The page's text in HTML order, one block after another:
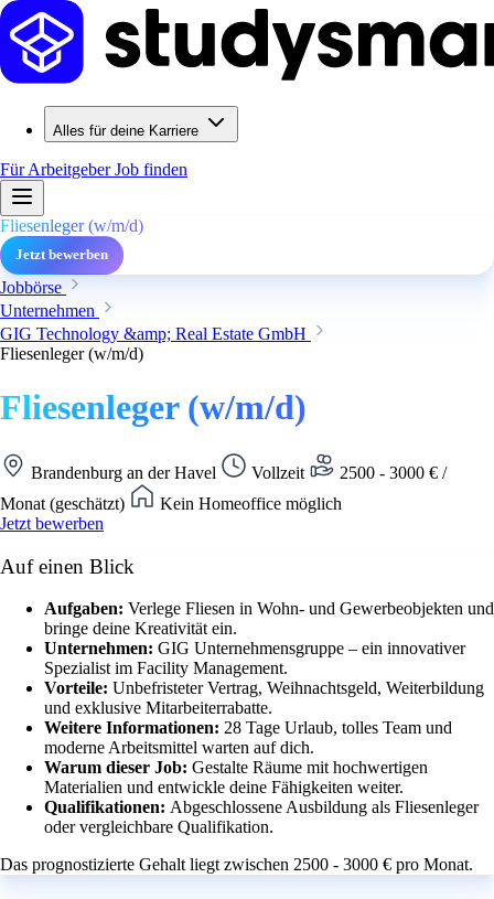
Alles für deine Karriere
Für ArbeitgeberJob finden
Fliesenleger (w/m/d)
Jetzt bewerben
Jobbörse
Unternehmen
GIG Technology &amp; Real Estate GmbH
Fliesenleger (w/m/d)
Fliesenleger (w/m/d)
Brandenburg an der Havel Vollzeit
2500 - 3000 € /
Monat (geschätzt)
Kein Homeoffice möglich
Jetzt bewerben
Auf einen Blick
Aufgaben: Verlege Fliesen in Wohn- und Gewerbeobjekten und
bringe deine Kreativität ein.
Unternehmen: GIG Unternehmensgruppe – ein innovativer
Spezialist im Facility Management.
Vorteile: Unbefristeter Vertrag, Weihnachtsgeld, Weiterbildung
und exklusive Mitarbeiterrabatte.
Weitere Informationen: 28 Tage Urlaub, tolles Team und
moderne Arbeitsmittel warten auf dich.
Warum dieser Job: Gestalte Räume mit hochwertigen
Materialien und entwickle deine Fähigkeiten weiter.
Qualifikationen: Abgeschlossene Ausbildung als Fliesenleger
oder vergleichbare Qualifikation.
Das prognostizierte Gehalt liegt zwischen 2500 - 3000 € pro Monat.